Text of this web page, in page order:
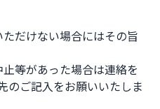
ただけない場合にはその旨
止等があった場合は連絡を
のご記入をお願いいたしま